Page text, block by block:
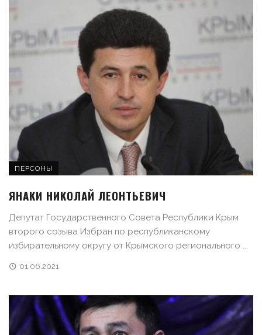
ПЕРСОНЫ
ЯНАКИ НИКОЛАЙ ЛЕОНТЬЕВИЧ
Депутат Государственного Совета Республики Крым
второго созыва Избран по республиканскому
избирательному округу от Крымского регионального ...
01.06.2021